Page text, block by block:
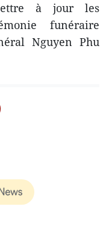
à jour les
funéraire
Nguyen Phu